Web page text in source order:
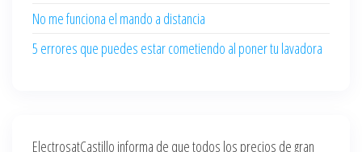
No me funciona el mando a distancia
5 errores que puedes estar cometiendo al poner tu lavadora
ElectrosatCastillo informa de que todos los precios de gran